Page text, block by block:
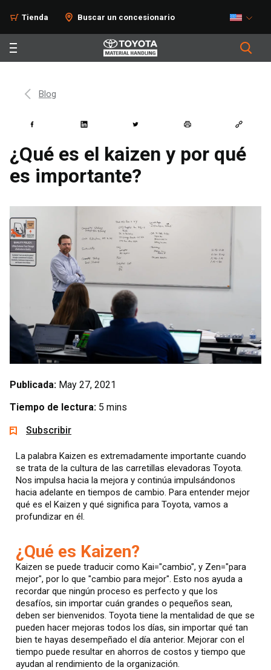
Tienda Buscar un concesionario
Blog
¿Qué es el kaizen y por qué
es importante?
Publicada: May 27, 2021
Tiempo de lectura: 5 mins
Subscribir
La palabra Kaizen es extremadamente importante cuando
se trata de la cultura de las carretillas elevadoras Toyota.
Nos impulsa hacia la mejora y continúa impulsándonos
hacia adelante en tiempos de cambio. Para entender mejor
qué es el Kaizen y qué significa para Toyota, vamos a
profundizar en él.
¿Qué es Kaizen?
Kaizen se puede traducir como Kai="cambio", y Zen="para
mejor", por lo que "cambio para mejor". Esto nos ayuda a
recordar que ningún proceso es perfecto y que los
desafíos, sin importar cuán grandes o pequeños sean,
deben ser bienvenidos. Toyota tiene la mentalidad de que se
pueden hacer mejoras todos los días, sin importar qué tan
bien te hayas desempeñado el día anterior. Mejorar con el
tiempo puede resultar en ahorros de costos y tiempo que
ayudan al rendimiento de la organización.